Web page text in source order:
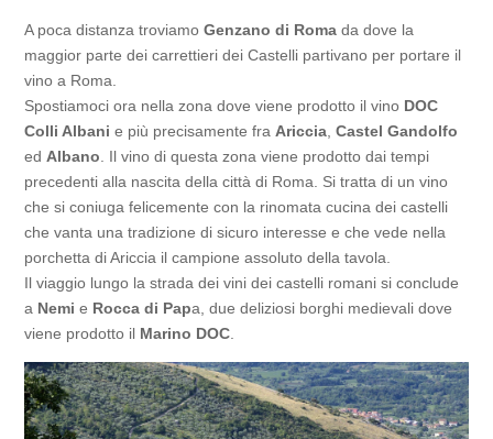
A poca distanza troviamoGenzano di Roma da dove la
maggior parte dei carrettieri dei Castelli partivano per portare il
vino a Roma.
Spostiamoci ora nella zona dove viene prodotto il vino DOC
Colli Albani e più precisamente fraAriccia,Castel Gandolfo
edAlbano. Il vino di questa zona viene prodotto dai tempi
precedenti alla nascita della città di Roma. Si tratta di un vino
che si coniuga felicemente con la rinomata cucina dei castelli
che vanta una tradizione di sicuro interesse e che vede nella
porchetta di Ariccia il campione assoluto della tavola.
Il viaggio lungo la strada dei vini dei castelli romani si conclude
a Nemi e Rocca di Papa, due deliziosi borghi medievali dove
viene prodotto il Marino DOC.